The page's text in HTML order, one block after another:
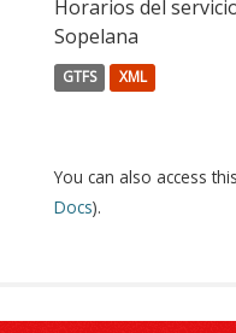
Horarios del
Sopelana
GTFS XML
You can also access
Docs).